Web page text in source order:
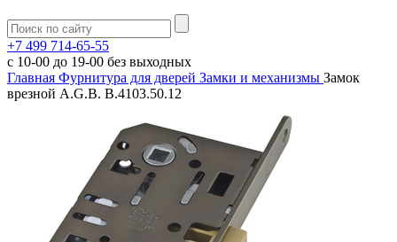
+7 499 714-65-55
с 10-00 до 19-00 без выходных
Главная Фурнитура для дверей Замки и механизмы Замок
врезной A.G.B. B.4103.50.12